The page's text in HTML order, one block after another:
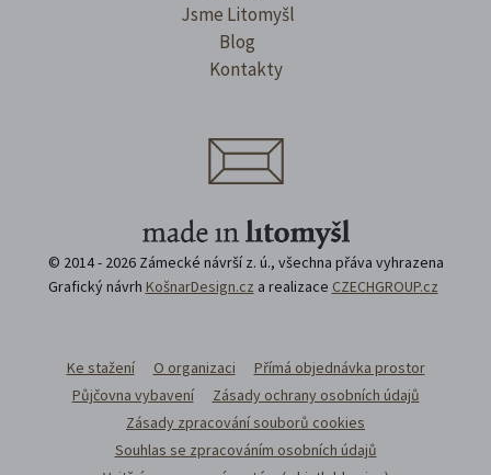
Jsme Litomyšl
Blog
Kontakty
© 2014 - 2026 Zámecké návrší z. ú., všechna přáva vyhrazena
Grafický návrh KošnarDesign.cz a realizace CZECHGROUP.cz
Ke stažení O organizaci
Přímá objednávka prostor
Půjčovna vybavení
Zásady ochrany osobních údajů
Zásady zpracování souborů cookies
Souhlas se zpracováním osobních údajů